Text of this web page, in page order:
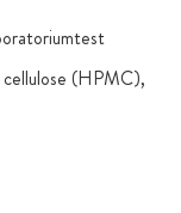
cellulose (HPMC),